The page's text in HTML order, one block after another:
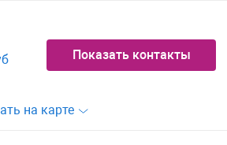
Показать контакты
на карте